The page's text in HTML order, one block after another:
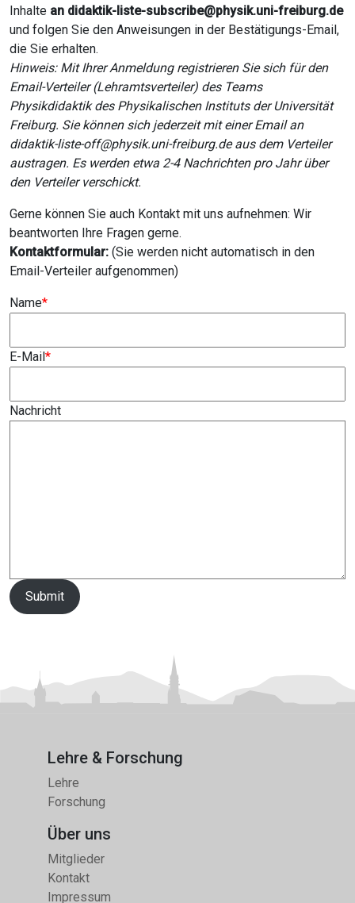
Inhalte an didaktik-liste-subscribe@physik.uni-freiburg.de
und folgen Sie den Anweisungen in der Bestätigungs-Email,
die Sie erhalten.
Hinweis: Mit Ihrer Anmeldung registrieren Sie sich für den
Email-Verteiler (Lehramtsverteiler) des Teams
Physikdidaktik des Physikalischen Instituts der Universität
Freiburg. Sie können sich jederzeit mit einer Email an
didaktik-liste-off@physik.uni-freiburg.de aus dem Verteiler
austragen. Es werden etwa 2-4 Nachrichten pro Jahr über
den Verteiler verschickt.
Gerne können Sie auch Kontakt mit uns aufnehmen: Wir
beantworten Ihre Fragen gerne.
Kontaktformular: (Sie werden nicht automatisch in den
Email-Verteiler aufgenommen)
Name*
E-Mail*
Nachricht
Submit
Lehre & Forschung
Lehre
Forschung
Über uns
Mitglieder
Kontakt
Impressum